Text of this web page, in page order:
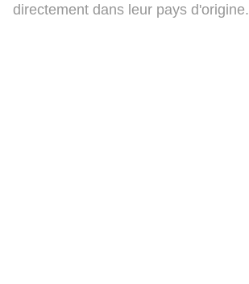
directement dans leur pays d'origine.